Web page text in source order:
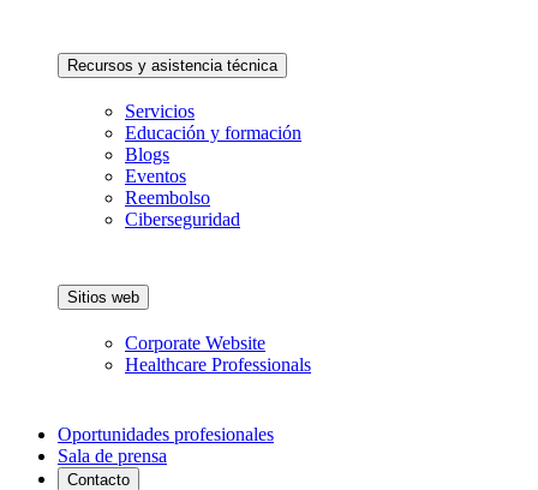
Recursos y asistencia técnica
Servicios
Educación y formación
Blogs
Eventos
Reembolso
Ciberseguridad
Sitios web
Corporate Website
Healthcare Professionals
Oportunidades profesionales
Sala de prensa
Contacto